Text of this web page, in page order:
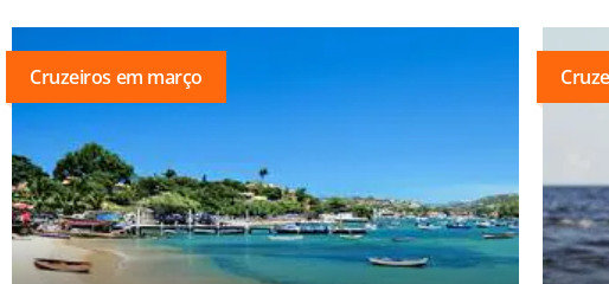
Cruzeiros em março